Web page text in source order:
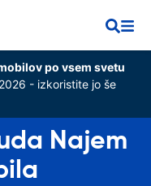
po vsem svetu
- izkoristite jo še
Najem